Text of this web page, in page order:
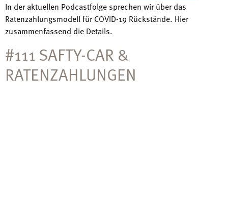
In der aktuellen Podcastfolge sprechen wir über das
Ratenzahlungsmodell für COVID-19 Rückstände. Hier
zusammenfassend die Details.
#111 SAFTY-CAR &
RATENZAHLUNGEN